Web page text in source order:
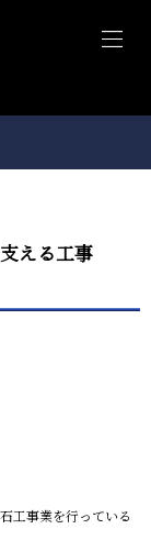
える工事
工事業を行っている